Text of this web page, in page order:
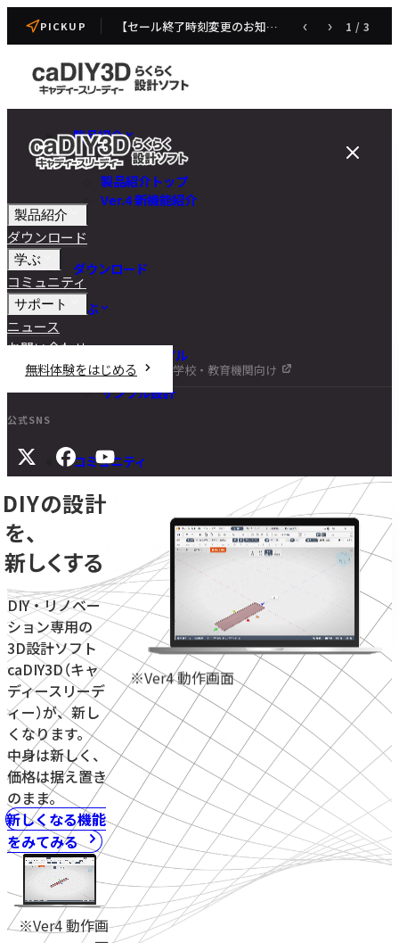
PICKUP 【セール終了時刻変更のお知らせ】caDIY3D V4 発売記念セール ‹ › 1 /3
製品紹介
製品紹介トップ
Ver.4 新機能紹介
ダウンロード
学ぶ
チュートリアル
DIY講座
サンプル設計
コミュニティ
サポート
よくある質問
マニュアル
旧バージョンダウンロード
ニュース
お問い合わせ
学校・教育機関向け 無料体験をはじめる
製品紹介
ダウンロード
学ぶ
コミュニティ
サポート
ニュース
お問い合わせ
無料体験をはじめる
学校・教育機関向け
公式SNS
DIYの設計
を、
新しくする
DIY・リノベー
ション専用の
3D設計ソフト
caDIY3D（キャ
ディースリーデ
ィー）が、新し
くなります。
中身は新しく、
価格は据え置き
のまま。
新しくなる機能
をみてみる
※Ver4 動作画
※Ver4 動作画面